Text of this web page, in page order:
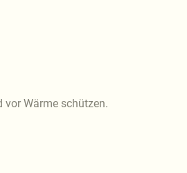
vor Wärme schützen.